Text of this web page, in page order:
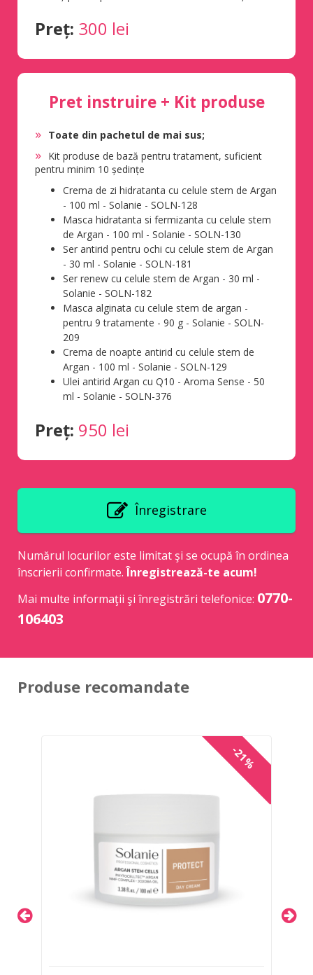
Preț: 300 lei
Pret instruire + Kit produse
Toate din pachetul de mai sus;
Kit produse de bază pentru tratament, suficient
pentru minim 10 ședințe
Crema de zi hidratanta cu celule stem de Argan
- 100 ml - Solanie - SOLN-128
Masca hidratanta si fermizanta cu celule stem
de Argan - 100 ml - Solanie - SOLN-130
Ser antirid pentru ochi cu celule stem de Argan
- 30 ml - Solanie - SOLN-181
Ser renew cu celule stem de Argan - 30 ml -
Solanie - SOLN-182
Masca alginata cu celule stem de argan -
pentru 9 tratamente - 90 g - Solanie - SOLN-
209
Crema de noapte antirid cu celule stem de
Argan - 100 ml - Solanie - SOLN-129
Ulei antirid Argan cu Q10 - Aroma Sense - 50
ml - Solanie - SOLN-376
Preț: 950 lei
Înregistrare
Numărul locurilor este limitat şi se ocupă în ordinea
înscrierii confirmate.Înregistrează-te acum!
Mai multe informaţii şi înregistrări telefonice: 0770-
106403
Produse recomandate
-21%